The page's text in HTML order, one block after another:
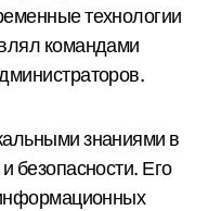
технологии
командами
знаниями в
безопасности. Его